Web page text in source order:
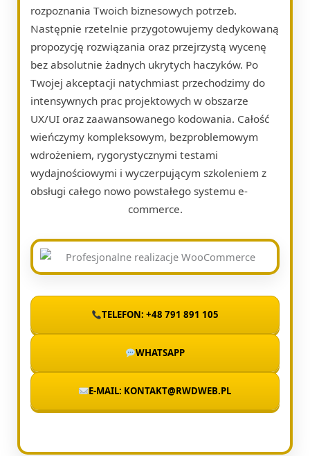
rozpoznania Twoich biznesowych potrzeb.
Następnie rzetelnie przygotowujemy dedykowaną
propozycję rozwiązania oraz przejrzystą wycenę
bez absolutnie żadnych ukrytych haczyków. Po
Twojej akceptacji natychmiast przechodzimy do
intensywnych prac projektowych w obszarze
UX/UI oraz zaawansowanego kodowania. Całość
wieńczymy kompleksowym, bezproblemowym
wdrożeniem, rygorystycznymi testami
wydajnościowymi i wyczerpującym szkoleniem z
obsługi całego nowo powstałego systemu e-
commerce.
TELEFON: +48 791 891 105
WHATSAPP
E-MAIL: KONTAKT@RWDWEB.PL